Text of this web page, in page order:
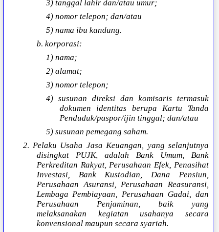
3) tanggal lahir dan/atau umur;
4) nomor telepon; dan/atau
5) nama ibu kandung.
b. korporasi:
1) nama;
2) alamat;
3) nomor telepon;
4) susunan direksi dan komisaris termasuk
dokumen identitas berupa Kartu Tanda
Penduduk/paspor/ijin tinggal; dan/atau
5) susunan pemegang saham.
2. Pelaku Usaha Jasa Keuangan, yang selanjutnya
disingkat PUJK, adalah Bank Umum, Bank
Perkreditan Rakyat, Perusahaan Efek, Penasihat
Investasi, Bank Kustodian, Dana Pensiun,
Perusahaan Asuransi, Perusahaan Reasuransi,
Lembaga Pembiayaan, Perusahaan Gadai, dan
Perusahaan Penjaminan, baik yang
melaksanakan kegiatan usahanya secara
konvensional maupun secara syariah.